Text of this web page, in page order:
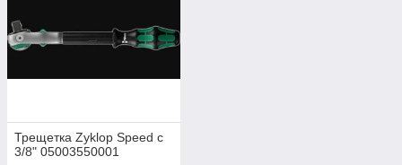
Трещетка Zyklop Speed с
3/8" 05003550001